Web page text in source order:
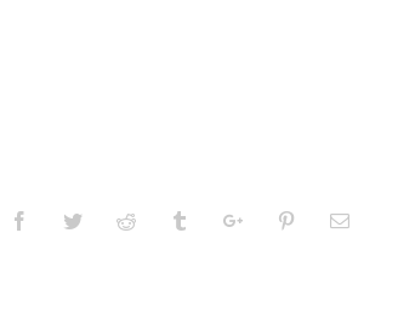
FacebookTwitterReddit TumblrGoogleplusPinterestEmail